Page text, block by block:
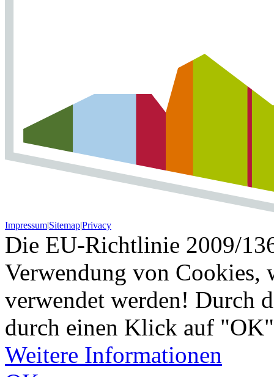
Impressum SitemapPrivacy
Die EU-Richtlinie 2009/
Verwendung von Cookies,
verwendet werden! Durch
durch einen Klick auf
Weitere Informationen